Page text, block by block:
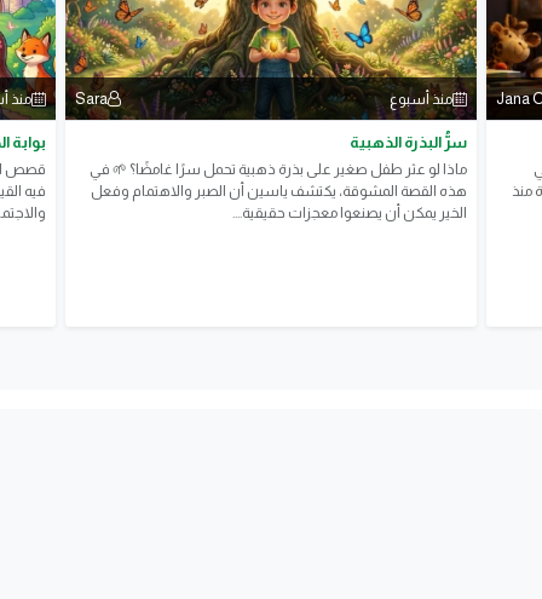
Jana
منذ
منذ أسبوع Sara
سرُّ البذرة الذهبية
ماذا لو عثر طفل صغير على بذرة ذهبية تحمل سرًا غامضًا؟ 🌱 في
هذه القصة المشوقة، يكتشف ياسين أن الصبر والاهتمام وفعل
الخير يمكن أن يصنعوا معجزات حقيقية....
منذ
بوابة
قصص
فيه